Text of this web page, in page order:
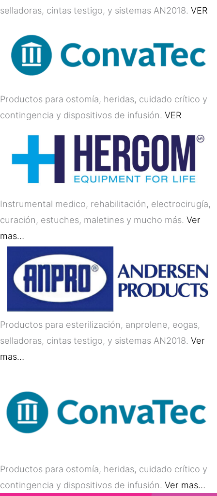
selladoras, cintas testigo, y sistemas AN2018. VER
Productos para ostomía, heridas, cuidado crítico y
contingencia y dispositivos de infusión. VER
Instrumental medico, rehabilitación, electrocirugía,
curación, estuches, maletines y mucho más. Ver
mas…
Productos para esterilización, anprolene, eogas,
selladoras, cintas testigo, y sistemas AN2018. Ver
mas…
Productos para ostomía, heridas, cuidado crítico y
contingencia y dispositivos de infusión. Ver mas…